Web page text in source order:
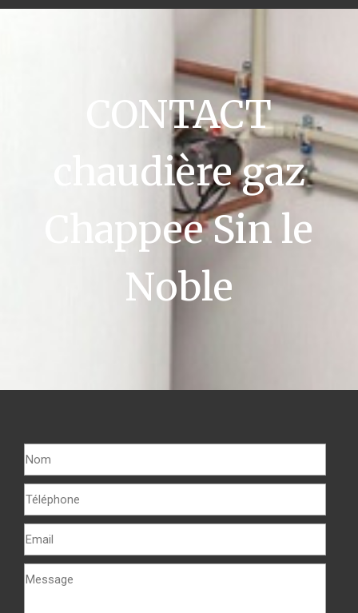
CONTACT
chaudière gaz
Chappee Sin le
Noble